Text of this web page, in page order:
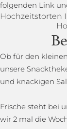
folgenden Link
Hochzeitstorten
Ob für den
unsere
und knackigen
Frische steht bei
wir 2 mal die